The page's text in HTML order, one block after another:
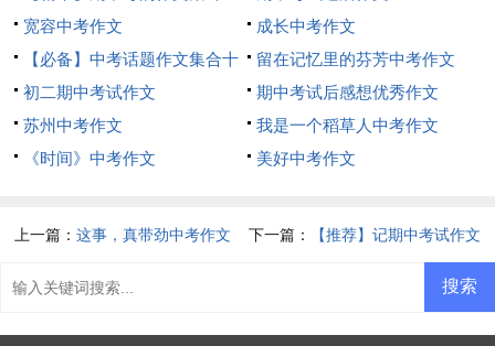
篇宽容中考作文
成长中考作文
【必备】中考话题作文集合十
篇
留在记忆里的芬芳中考作文
初二期中考试作文
期中考试后感想优秀作文
苏州中考作文
我是一个稻草人中考作文
《时间》中考作文
美好中考作文
上一篇：这事，真带劲中考作文 下一篇：
【推荐】记期中考试作文